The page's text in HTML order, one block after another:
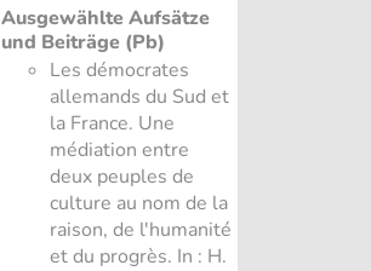
Ausgewählte Aufsätze
und Beiträge (Pb)
Les démocrates
allemands du Sud et
la France. Une
médiation entre
deux peuples de
culture au nom de la
raison, de l'humanité
et du progrès. In : H.